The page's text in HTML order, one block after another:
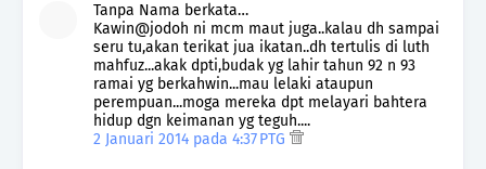
Tanpa Nama berkata…
Kawin@jodoh ni mcm maut juga..kalau dh sampai
seru tu,akan terikat jua ikatan..dh tertulis di luth
mahfuz...akak dpti,budak yg lahir tahun 92 n 93
ramai yg berkahwin...mau lelaki ataupun
perempuan...moga mereka dpt melayari bahtera
hidup dgn keimanan yg teguh....
2 Januari 2014 pada 4:37 PTG